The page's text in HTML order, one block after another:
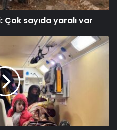
sayıda yaralı var